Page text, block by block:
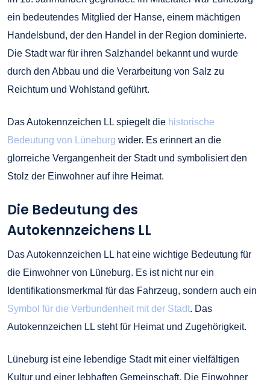
ein bedeutendes Mitglied der Hanse, einem mächtigen
Handelsbund, der den Handel in der Region dominierte.
Die Stadt war für ihren Salzhandel bekannt und wurde
durch den Abbau und die Verarbeitung von Salz zu
Reichtum und Wohlstand geführt.
Das Autokennzeichen LL spiegelt die historische
Bedeutung von Lüneburg wider. Es erinnert an die
glorreiche Vergangenheit der Stadt und symbolisiert den
Stolz der Einwohner auf ihre Heimat.
Die Bedeutung des
Autokennzeichens LL
Das Autokennzeichen LL hat eine wichtige Bedeutung für
die Einwohner von Lüneburg. Es ist nicht nur ein
Identifikationsmerkmal für das Fahrzeug, sondern auch ein
Symbol für die Verbundenheit mit der Stadt. Das
Autokennzeichen LL steht für Heimat und Zugehörigkeit.
Lüneburg ist eine lebendige Stadt mit einer vielfältigen
Kultur und einer lebhaften Gemeinschaft. Die Einwohner